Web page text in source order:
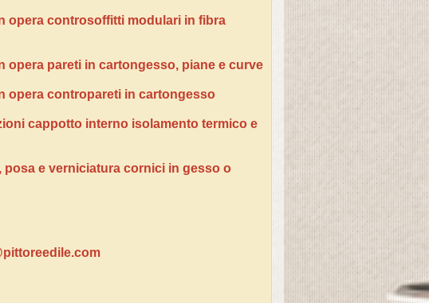
opera controsoffitti modulari in fibra
opera pareti in cartongesso, piane e curve
opera contropareti in cartongesso
cappotto interno isolamento termico e
e verniciatura cornici in gesso o